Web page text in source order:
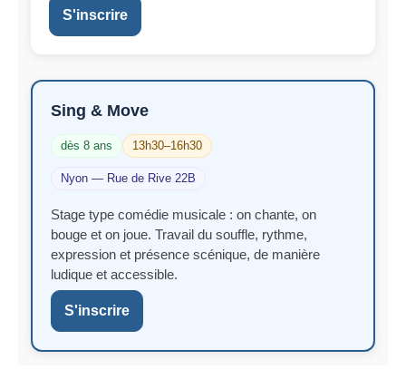
S'inscrire
Sing & Move
dès 8 ans 13h30–16h30
Nyon — Rue de Rive 22B
Stage type comédie musicale : on chante, on
bouge et on joue. Travail du souffle, rythme,
expression et présence scénique, de manière
ludique et accessible.
S'inscrire